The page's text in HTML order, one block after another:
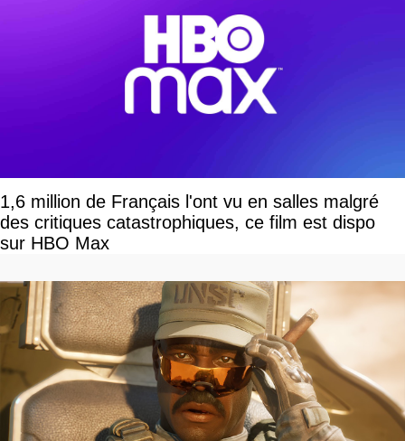
1,6 million de Français l'ont vu en salles malgré
des critiques catastrophiques, ce film est dispo
sur HBO Max